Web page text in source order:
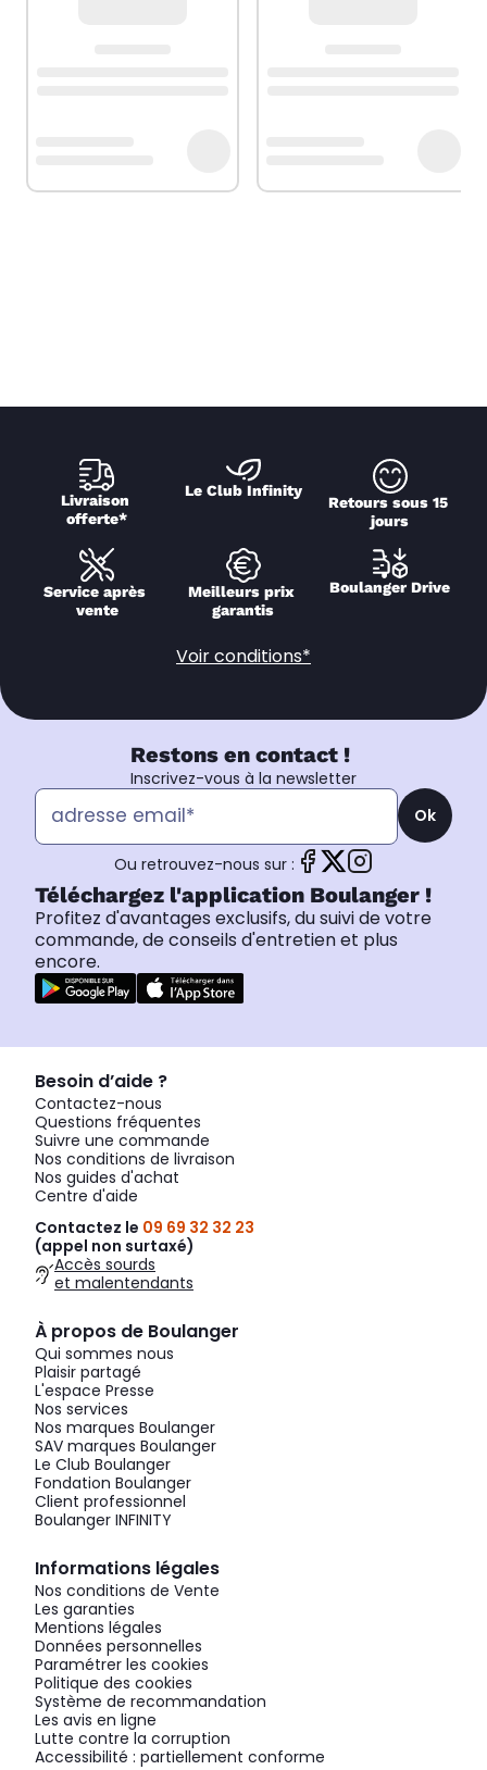
Livraison
offerte*
Le Club Infinity
Retours sous 15
jours
Service après
vente
Meilleurs prix
garantis
Boulanger Drive
Voir conditions*
Restons en contact !
Inscrivez-vous à la newsletter
Ok
Ou retrouvez-nous sur :
Téléchargez l'application Boulanger !
Profitez d'avantages exclusifs, du suivi de votre
commande, de conseils d'entretien et plus
encore.
Besoin d’aide ?
Contactez-nous
Questions fréquentes
Suivre une commande
Nos conditions de livraison
Nos guides d'achat
Centre d'aide
Contactez le 09 69 32 32 23
(appel non surtaxé)
Accès sourds
et malentendants
À propos de Boulanger
Qui sommes nous
Plaisir partagé
L'espace Presse
Nos services
Nos marques Boulanger
SAV marques Boulanger
Le Club Boulanger
Fondation Boulanger
Client professionnel
Boulanger INFINITY
Informations légales
Nos conditions de Vente
Les garanties
Mentions légales
Données personnelles
Paramétrer les cookies
Politique des cookies
Système de recommandation
Les avis en ligne
Lutte contre la corruption
Accessibilité : partiellement conforme